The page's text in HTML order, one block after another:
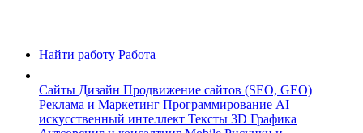
Найти работу Работа
Сайты Дизайн Продвижение сайтов (SEO, GEO)
Реклама и Маркетинг Программирование AI —
искусственный интеллект Тексты 3D Графика